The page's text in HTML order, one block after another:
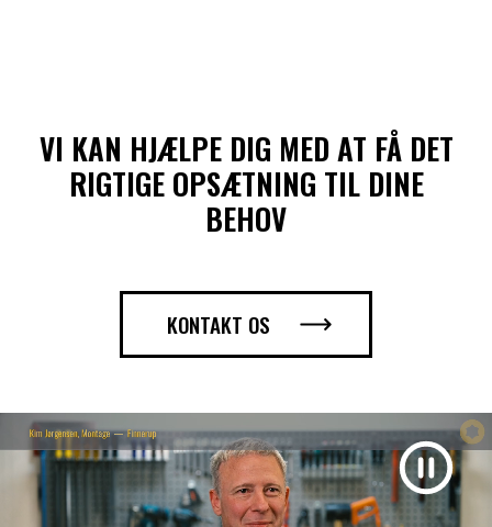
VI KAN HJÆLPE DIG MED AT FÅ DET
RIGTIGE OPSÆTNING TIL DINE
BEHOV
KONTAKT OS